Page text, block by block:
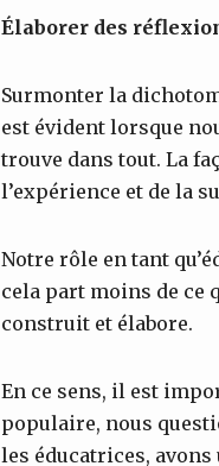
Élaborer des
Surmonter la
est évident lorsque
trouve dans tout. La
l’expérience et de la
Notre rôle en tant
cela part moins de ce
construit et élabore.
En ce sens, il est
populaire, nous
les éducatrices,